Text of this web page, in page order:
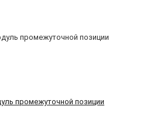
промежуточной позиции